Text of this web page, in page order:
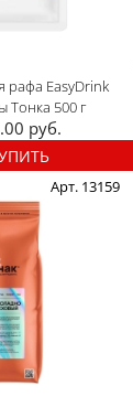
рафа EasyDrink
Тонка 500 г
руб.
Арт. 13159